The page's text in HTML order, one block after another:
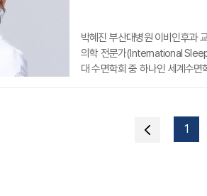
박혜진 부산대병원 이비인후과
의학 전문가(International
대 수면학회 중 하나인 세계수면
산·울산·경남 지역 환자들에게
1